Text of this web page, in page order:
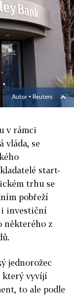
Autor ▪ Reuters
v rámci
vláda, se
start-
trhu se
pobřeží
i investiční
některého z
jednorožec
který vyvíjí
to ale podle